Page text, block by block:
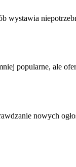
wystawia
popularne, ale
nowych